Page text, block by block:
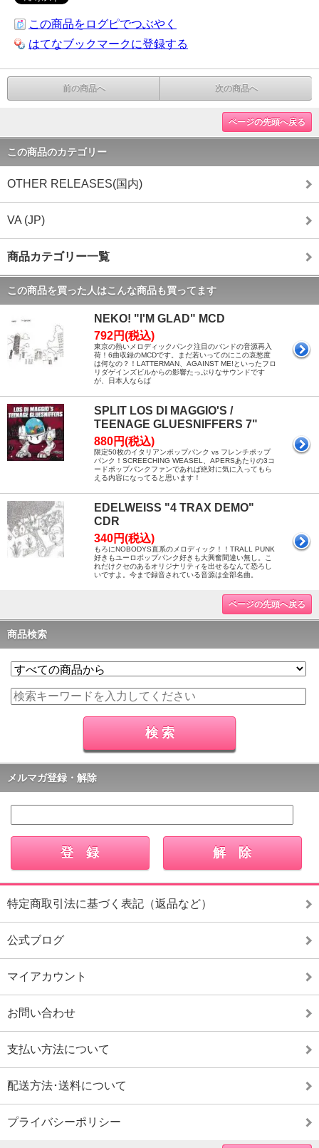
この商品をログピでつぶやく
はてなブックマークに登録する
前の商品へ 次の商品へ
ページの先頭へ戻る
この商品のカテゴリー
OTHER RELEASES(国内)
VA (JP)
商品カテゴリー一覧
この商品を買った人はこんな商品も買ってます
NEKO! "I'M GLAD" MCD
792円(税込)
東京の熱いメロディックパンク注目のバンドの音源再入
荷！6曲収録のMCDです。まだ若いってのにこの哀愁度
は何なの？！LATTERMAN、AGAINST ME!といったフロ
リダゲインズビルからの影響たっぷりなサウンドです
が、日本人ならば
SPLIT LOS DI MAGGIO'S /
TEENAGE GLUESNIFFERS 7"
880円(税込)
限定50枚のイタリアンポップパンク vs フレンチポップ
パンク！SCREECHING WEASEL、APERSあたりの3コ
ードポップパンクファンであれば絶対に気に入ってもら
える内容になってると思います！
EDELWEISS "4 TRAX DEMO"
CDR
340円(税込)
もろにNOBODYS直系のメロディック！！TRALL PUNK
好きもユーロポップパンク好きも大興奮間違い無し。こ
れだけクセのあるオリジナリティを出せるなんて恐ろし
いですよ。今まで録音されている音源は全部名曲。
ページの先頭へ戻る
商品検索
メルマガ登録・解除
特定商取引法に基づく表記（返品など）
公式ブログ
マイアカウント
お問い合わせ
支払い方法について
配送方法･送料について
プライバシーポリシー